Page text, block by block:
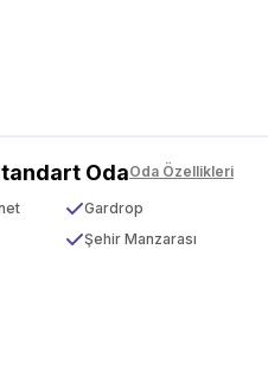
OdaOda Özellikleri
Gardrop
Şehir Manzarası